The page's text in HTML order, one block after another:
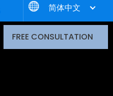
简体中文
FREE CONSULTATION